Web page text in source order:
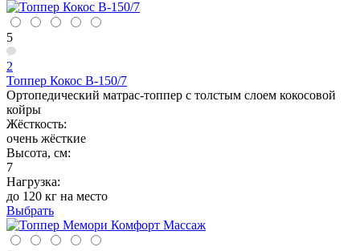
5
2
Топпер Кокос В-150/7
Ортопедический матрас-топпер с толстым слоем кокосовой
койры
Жёсткость:
очень жёсткие
Высота, см:
7
Нагрузка:
до 120 кг на место
Выбрать